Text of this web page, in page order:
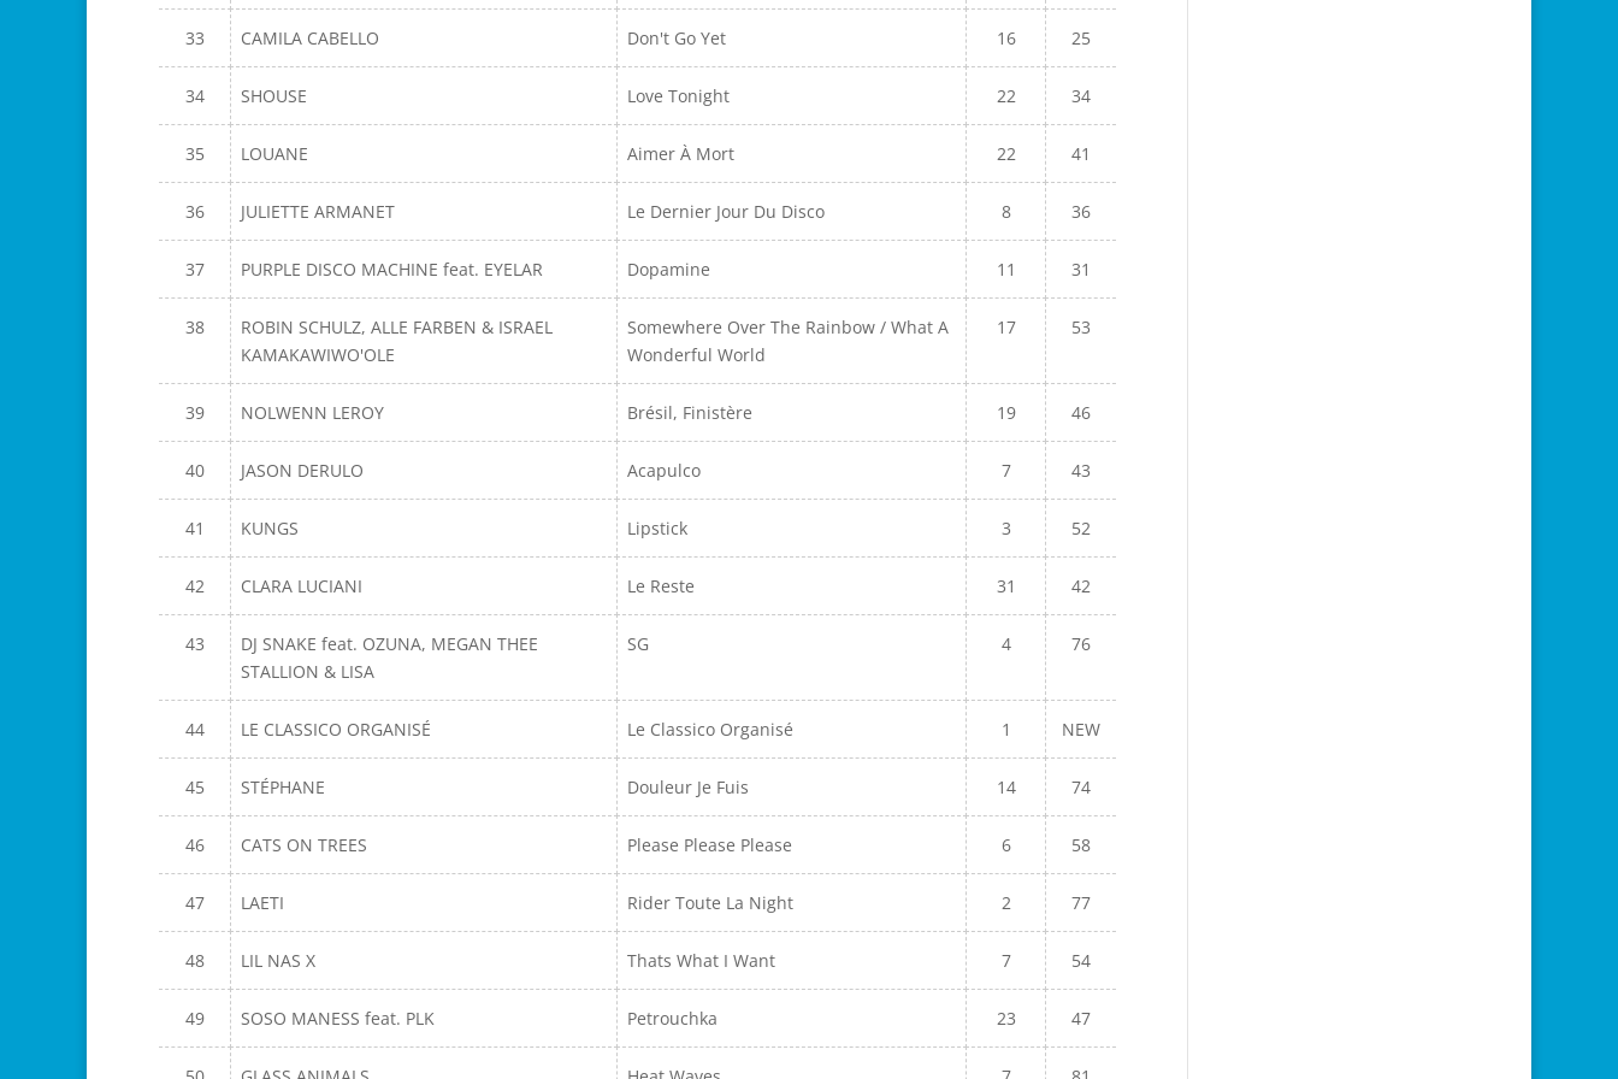
33 CAMILA CABELLO Don't Go Yet 16 25
34 SHOUSE Love Tonight 22 34
35 LOUANE Aimer À Mort 22 41
36 JULIETTE ARMANET Le Dernier Jour Du Disco 8 36
37 PURPLE DISCO MACHINE feat. EYELAR Dopamine 11 31
38
ROBIN SCHULZ, ALLE FARBEN & ISRAEL
KAMAKAWIWO'OLE
Somewhere Over The Rainbow / What A
Wonderful World
17 53
39 NOLWENN LEROY Brésil, Finistère 19 46
40 JASON DERULO Acapulco 7 43
41 KUNGS Lipstick 3 52
42 CLARA LUCIANI Le Reste 31 42
43
DJ SNAKE feat. OZUNA, MEGAN THEE
STALLION & LISA
SG 4 76
44 LE CLASSICO ORGANISÉ Le Classico Organisé 1 NEW
45 STÉPHANE Douleur Je Fuis 14 74
46 CATS ON TREES Please Please Please 6 58
47 LAETI Rider Toute La Night 2 77
48 LIL NAS X Thats What I Want 7 54
49 SOSO MANESS feat. PLK Petrouchka 23 47